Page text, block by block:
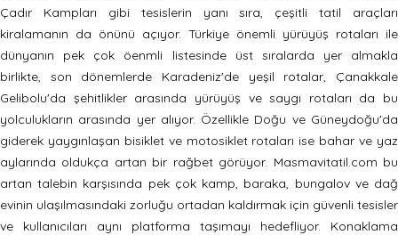
Çadır Kampları gibi tesislerin yanı sıra, çeşitli tatil araçları
kiralamanın da önünü açıyor. Türkiye önemli yürüyüş rotaları ile
dünyanın pek çok öenmli listesinde üst sıralarda yer almakla
birlikte, son dönemlerde Karadeniz'de yeşil rotalar, Çanakkale
Gelibolu'da şehitlikler arasında yürüyüş ve saygı rotaları da bu
yolculukların arasında yer alıyor. Özellikle Doğu ve Güneydoğu'da
giderek yaygınlaşan bisiklet ve motosiklet rotaları ise bahar ve yaz
aylarında oldukça artan bir rağbet görüyor. Masmavitatil.com bu
artan talebin karşısında pek çok kamp, baraka, bungalov ve dağ
evinin ulaşılmasındaki zorluğu ortadan kaldırmak için güvenli tesisler
ve kullanıcıları aynı platforma taşımayı hedefliyor. Konaklama